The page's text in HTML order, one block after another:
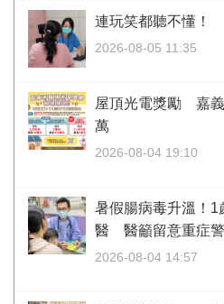
連玩笑都聽不懂！
2026-08-05 11:35
屋頂光電獎勵 嘉
萬
2026-08-04 19:10
暑假腸病毒升溫！1
醫 醫籲留意重症
2026-08-04 14:57